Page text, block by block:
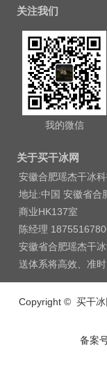
关注我们
我的微信
关于买干冰网
安徽合肥瑶杰干冰
地址:中国 安徽省合
商业HK137室
陈经理
安徽省合肥瑶杰干
送体系将高效、准时
Copyright © 买干冰
备案